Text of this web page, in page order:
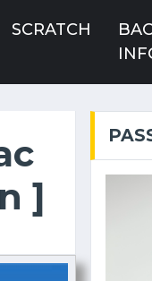
SCRATCH
BAC
]